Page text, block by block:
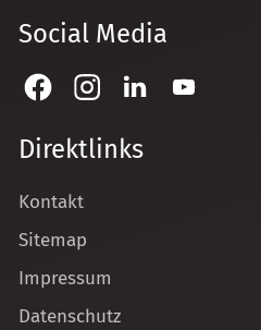
Social Media
Direktlinks
Kontakt
Sitemap
Impressum
Datenschutz